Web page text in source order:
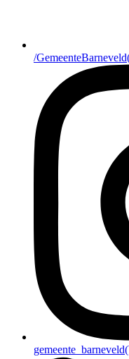
/GemeenteBarneveld
gemeente_barneveld